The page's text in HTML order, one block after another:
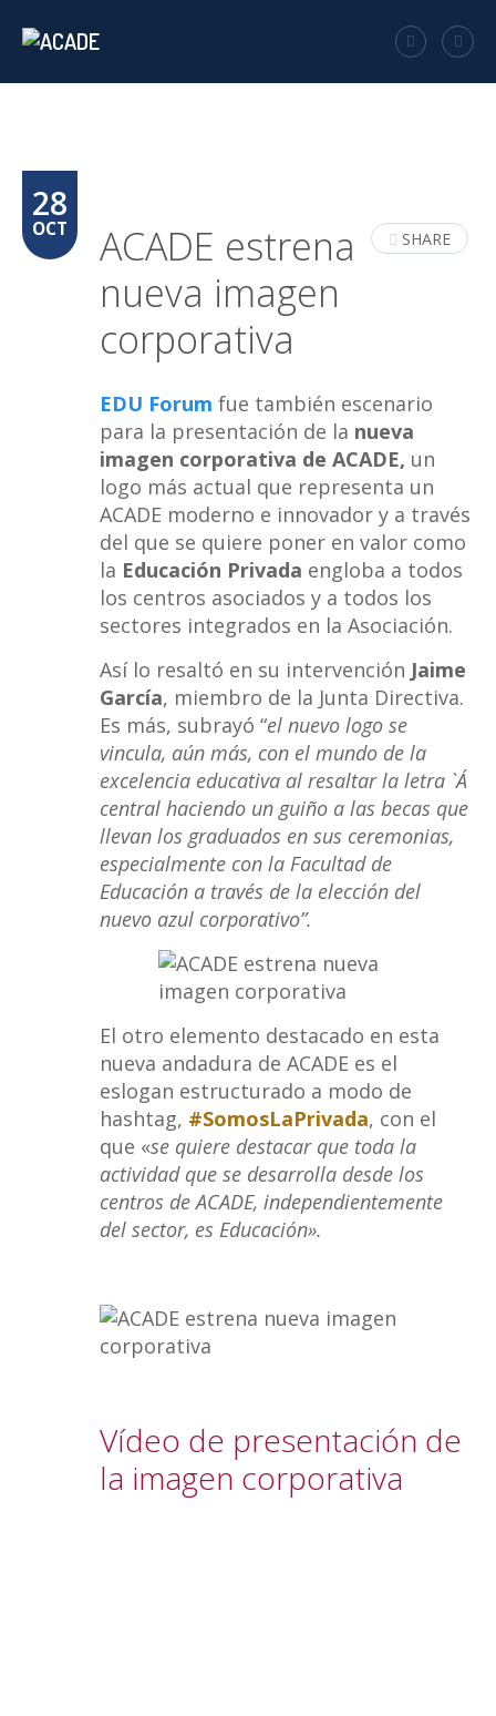
28
OCT SHARE
ACADE estrena
nueva imagen
corporativa
EDU Forum fue también escenario
para la presentación de la nueva
imagen corporativa de ACADE, un
logo más actual que representa un
ACADE moderno e innovador y a través
del que se quiere poner en valor como
la Educación Privada engloba a todos
los centros asociados y a todos los
sectores integrados en la Asociación.
Así lo resaltó en su intervención Jaime
García, miembro de la Junta Directiva.
Es más, subrayó “el nuevo logo se
vincula, aún más, con el mundo de la
excelencia educativa al resaltar la letra `A´
central haciendo un guiño a las becas que
llevan los graduados en sus ceremonias,
especialmente con la Facultad de
Educación a través de la elección del
nuevo azul corporativo”.
El otro elemento destacado en esta
nueva andadura de ACADE es el
eslogan estructurado a modo de
hashtag, #SomosLaPrivada, con el
que «se quiere destacar que toda la
actividad que se desarrolla desde los
centros de ACADE, independientemente
del sector, es Educación».
Vídeo de presentación de
la imagen corporativa